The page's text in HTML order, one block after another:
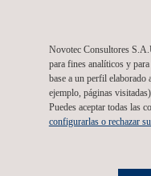
Novotec Consultores
para fines analíticos y
base a un perfil elaborado
ejemplo, páginas
Puedes aceptar todas las
configurarlas o rechazar